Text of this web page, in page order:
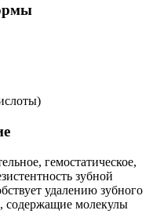
гемостатическое,
зубной
удалению зубного
содержащие молекулы